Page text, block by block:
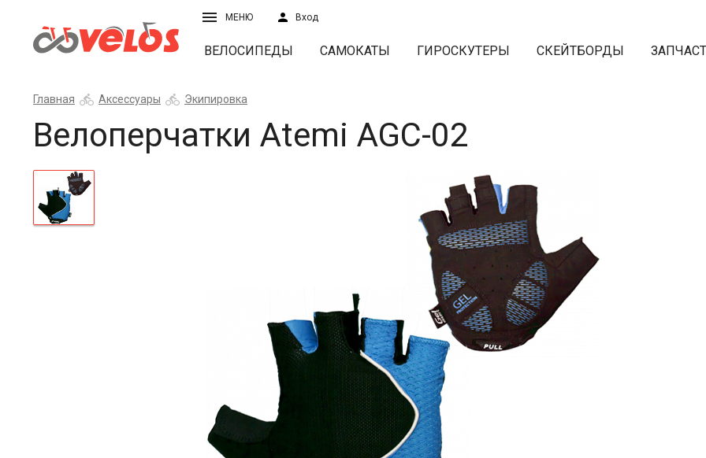
МЕНЮ Вход
ВЕЛОСИПЕДЫ САМОКАТЫ ГИРОСКУТЕРЫ СКЕЙТБОРДЫ
Главная Аксессуары Экипировка
Велоперчатки Atemi AGC-02